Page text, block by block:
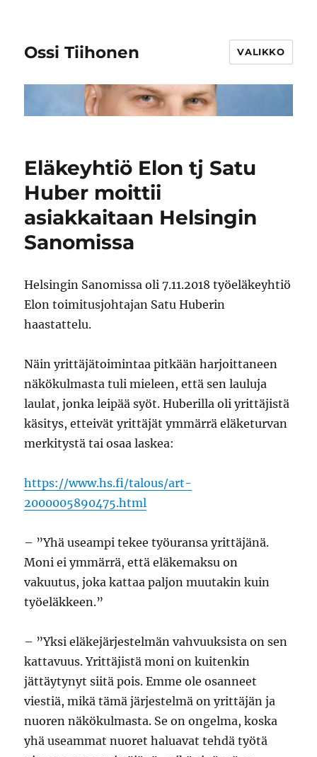
Ossi Tiihonen VALIKKO
Eläkeyhtiö Elon tj Satu
Huber moittii
asiakkaitaan Helsingin
Sanomissa
Helsingin Sanomissa oli 7.11.2018 työeläkeyhtiö
Elon toimitusjohtajan Satu Huberin
haastattelu.
Näin yrittäjätoimintaa pitkään harjoittaneen
näkökulmasta tuli mieleen, että sen lauluja
laulat, jonka leipää syöt. Huberilla oli yrittäjistä
käsitys, etteivät yrittäjät ymmärrä eläketurvan
merkitystä tai osaa laskea:
https://www.hs.fi/talous/art-
2000005890475.html
– ”Yhä useampi tekee työuransa yrittäjänä.
Moni ei ymmärrä, että eläkemaksu on
vakuutus, joka kattaa paljon muutakin kuin
työeläkkeen.”
– ”Yksi eläkejärjestelmän vahvuuksista on sen
kattavuus. Yrittäjistä moni on kuitenkin
jättäytynyt siitä pois. Emme ole osanneet
viestiä, mikä tämä järjestelmä on yrittäjän ja
nuoren näkökulmasta. Se on ongelma, koska
yhä useammat nuoret haluavat tehdä työtä